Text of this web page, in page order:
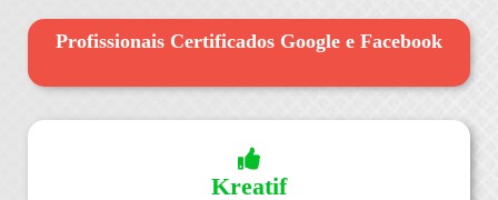
Profissionais Certificados Google e Facebook
Kreatif